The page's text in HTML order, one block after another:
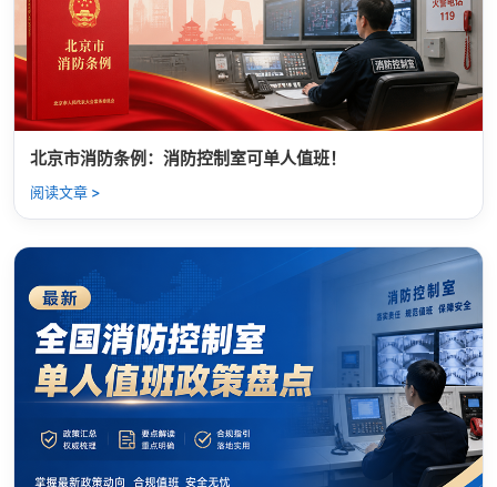
北京市消防条例：消防控制室可单人值班！
阅读文章 >